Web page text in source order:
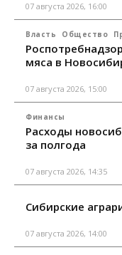
07 августа 2026, 16:00
Власть Общество
мяса в
07 августа 2026, 15:00
Финансы
Расходы
за полгода
07 августа 2026, 14:35
Сибирские
07 августа 2026, 14:00